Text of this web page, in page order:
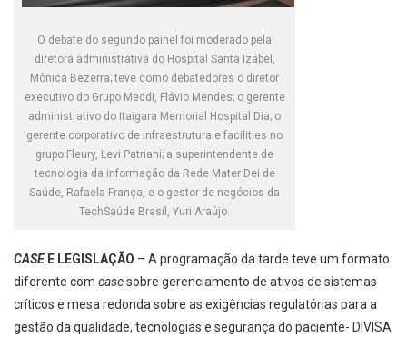
O debate do segundo painel foi moderado pela
diretora administrativa do Hospital Santa Izabel,
Mônica Bezerra; teve como debatedores o diretor
executivo do Grupo Meddi, Flávio Mendes; o gerente
administrativo do Itaigara Memorial Hospital Dia; o
gerente corporativo de infraestrutura e facilities no
grupo Fleury, Levi Patriani; a superintendente de
tecnologia da informação da Rede Mater Dei de
Saúde, Rafaela França, e o gestor de negócios da
TechSaúde Brasil, Yuri Araújo.
CASEE LEGISLAÇÃO – A programação da tarde teve um formato
diferente com casesobre gerenciamento de ativos de sistemas
críticos e mesa redonda sobre as exigências regulatórias para a
gestão da qualidade, tecnologias e segurança do paciente- DIVISA